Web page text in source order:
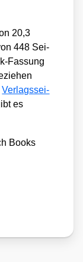
20,3
448 Sei­
Fas­sung
Ver­lags­sei­
es
Books